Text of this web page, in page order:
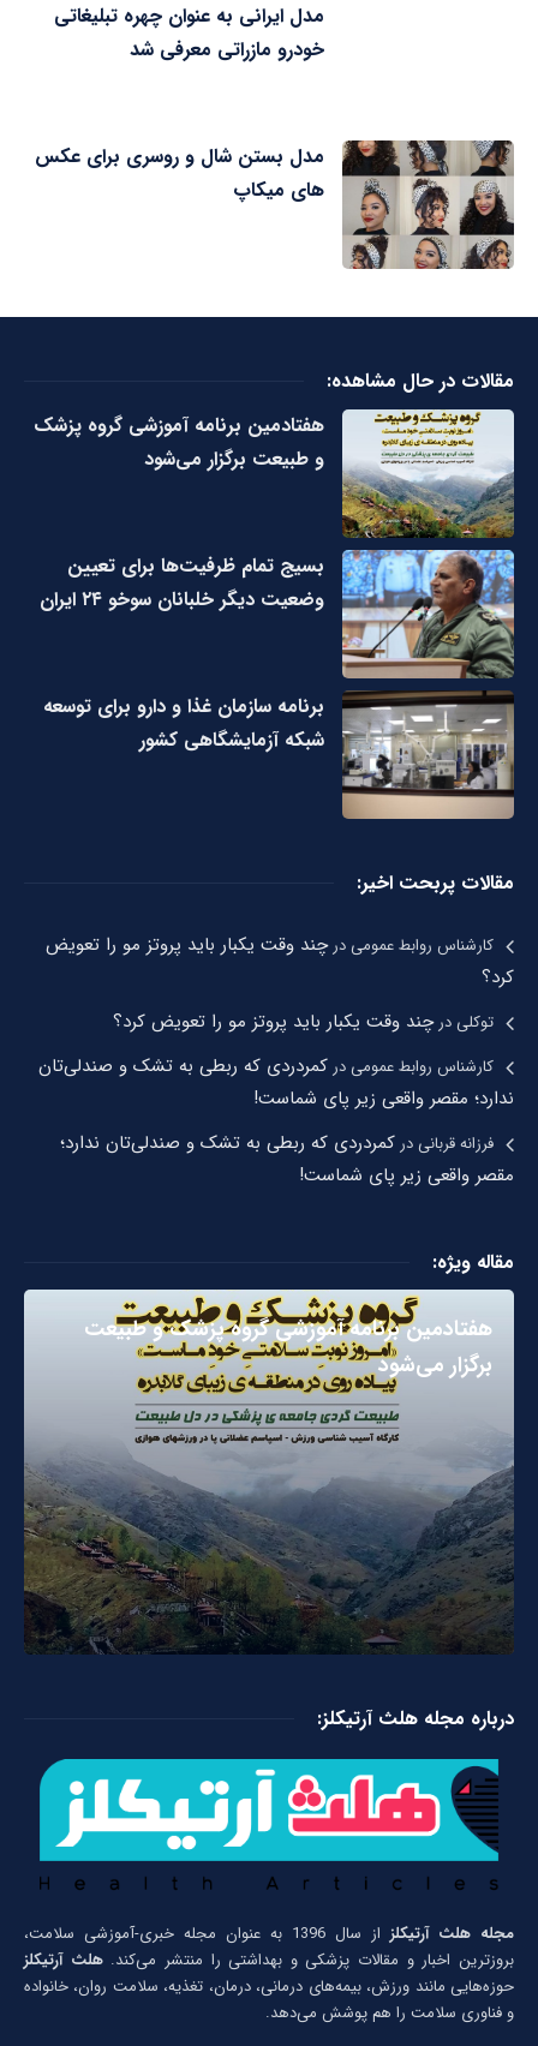
مدل ایرانی به عنوان چهره تبلیغاتی
خودرو مازراتی معرفی شد
مدل بستن شال و روسری برای عکس
های میکاپ
مقالات در حال مشاهده:
هفتادمین برنامه آموزشی گروه پزشک
و طبیعت برگزار می‌شود
بسیج تمام ظرفیت‌ها برای تعیین
وضعیت دیگر خلبانان سوخو ۲۴ ایران
برنامه سازمان غذا و دارو برای توسعه
شبکه آزمایشگاهی کشور
مقالات پربحت اخیر:
کارشناس روابط عمومیدرچند وقت یکبار باید پروتز مو را تعویض
کرد؟
توکلیدرچند وقت یکبار باید پروتز مو را تعویض کرد؟
کارشناس روابط عمومیدر کمردردی که ربطی به تشک و صندلی‌تان
ندارد؛ مقصر واقعی زیر پای شماست!
فرزانه قربانیدر کمردردی که ربطی به تشک و صندلی‌تان ندارد؛
مقصر واقعی زیر پای شماست!
مقاله ویژه:
هفتادمین برنامه آموزشی گروه پزشک و طبیعت
برگزار می‌شود
درباره مجله هلث آرتیکلز:
مجله هلث آرتیکلز
از سال 1396 به عنوان مجله خبری-آموزشی سلامت،
بروزترین اخبار و مقالات پزشکی و بهداشتی را منتشر می‌کند.هلث آرتیکلز
حوزه‌هایی مانند ورزش، بیمه‌های درمانی، درمان، تغذیه، سلامت روان، خانواده
و فناوری سلامت را هم پوشش می‌دهد.